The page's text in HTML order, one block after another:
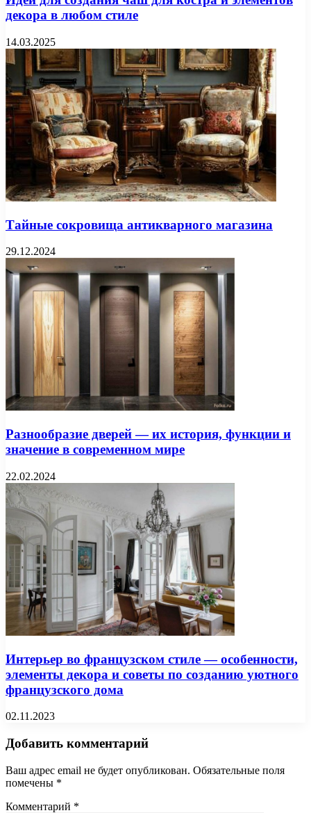
декора в любом стиле
14.03.2025
Тайные сокровища антикварного магазина
29.12.2024
Разнообразие дверей — их история, функции и
значение в современном мире
22.02.2024
Интерьер во французском стиле — особенности,
элементы декора и советы по созданию уютного
французского дома
02.11.2023
Добавить комментарий
Ваш адрес email не будет опубликован. Обязательные поля
помечены *
Комментарий *